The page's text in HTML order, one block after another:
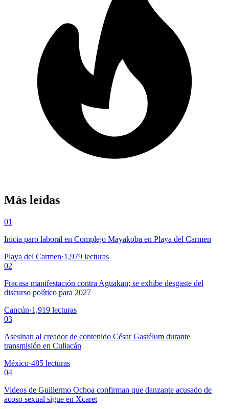
Más leídas
01
Inicia paro laboral en Complejo Mayakoba en Playa del Carmen
Playa del Carmen·1,979 lecturas
02
Fracasa manifestación contra Aguakan; se exhibe desgaste del
discurso político para 2027
Cancún·1,919 lecturas
03
Asesinan al creador de contenido César Gastélum durante
transmisión en Culiacán
México·485 lecturas
04
Videos de Guillermo Ochoa confirman que danzante acusado de
acoso sexual sigue en Xcaret